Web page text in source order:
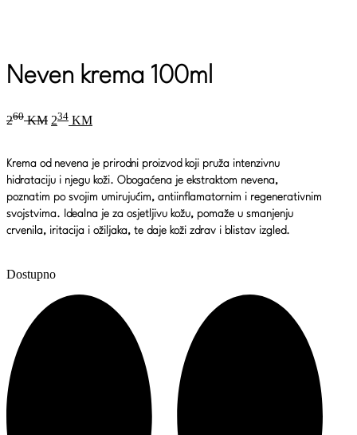
Neven krema 100ml
260 KM Original
price
260 KM.
234 KMCurrent
price
234 KM.
Krema od nevena je prirodni proizvod koji pruža intenzivnu
hidrataciju i njegu koži. Obogaćena je ekstraktom nevena,
poznatim po svojim umirujućim, antiinflamatornim i regenerativnim
svojstvima. Idealna je za osjetljivu kožu, pomaže u smanjenju
crvenila, iritacija i ožiljaka, te daje koži zdrav i blistav izgled.
Dostupno